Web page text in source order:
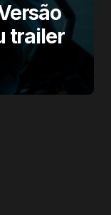
trailer